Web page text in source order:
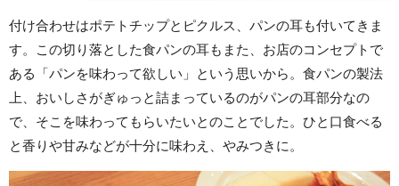
付け合わせはポテトチップとピクルス、パンの耳も付いてきま
す。この切り落とした食パンの耳もまた、お店のコンセプトで
ある「パンを味わって欲しい」という思いから。食パンの製法
上、おいしさがぎゅっと詰まっているのがパンの耳部分なの
で、そこを味わってもらいたいとのことでした。ひと口食べる
と香りや甘みなどが十分に味わえ、やみつきに。